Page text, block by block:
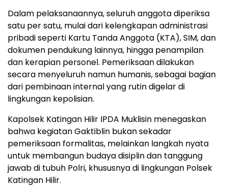
Dalam pelaksanaannya, seluruh anggota diperiksa
satu per satu, mulai dari kelengkapan administrasi
pribadi seperti Kartu Tanda Anggota (KTA), SIM, dan
dokumen pendukung lainnya, hingga penampilan
dan kerapian personel. Pemeriksaan dilakukan
secara menyeluruh namun humanis, sebagai bagian
dari pembinaan internal yang rutin digelar di
lingkungan kepolisian.
Kapolsek Katingan Hilir IPDA Muklisin menegaskan
bahwa kegiatan Gaktiblin bukan sekadar
pemeriksaan formalitas, melainkan langkah nyata
untuk membangun budaya disiplin dan tanggung
jawab di tubuh Polri, khususnya di lingkungan Polsek
Katingan Hilir.